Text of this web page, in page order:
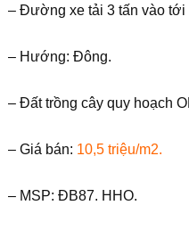
– Đường xe tải 3 tấn vào tới
– Hướng: Đông.
– Đất trồng cây quy hoạch
– Giá bán: 10,5 triệu/m2.
– MSP: ĐB87. HHO.